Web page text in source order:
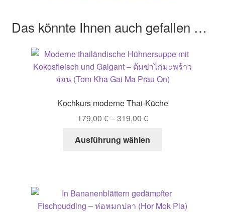
Das könnte Ihnen auch gefallen …
Kochkurs moderne Thai-Küche
179,00 €–319,00 €
Ausführung wählen
auf.
Die